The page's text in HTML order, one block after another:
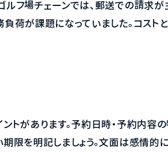
フ場チェーンでは、郵送での請求
荷が課題になっていました。コスト
トがあります。予約日時・予約内容
限を明記しましょう。文面は感情的